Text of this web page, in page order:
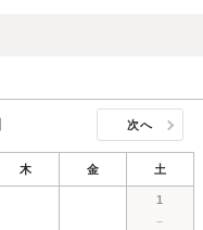
次へ
木 金 土
1
－